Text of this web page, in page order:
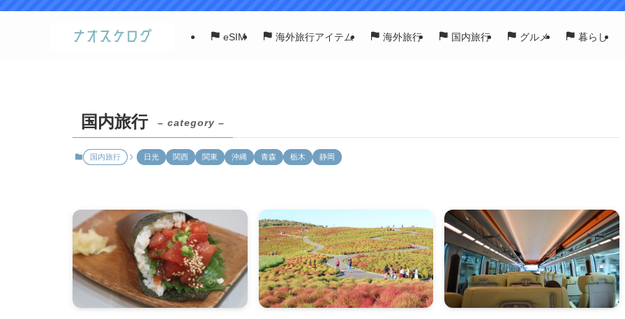
eSIM 海外旅行アイテム 海外旅行 国内旅行 グルメ 暮らし
国内旅行 – category –
国内旅行 日光 関西 関東 沖縄 青森 栃木 静岡